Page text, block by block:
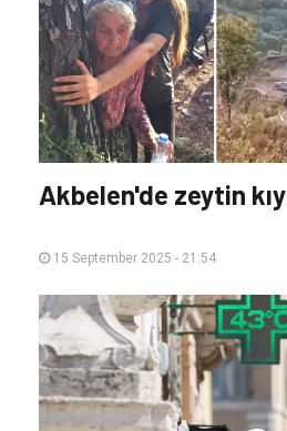
Akbelen'de zeytin
15 September 2025 - 21:54